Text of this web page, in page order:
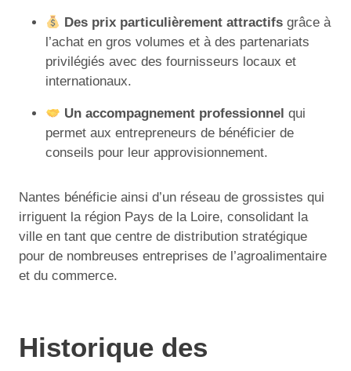
Des prix particulièrement attractifs grâce à
l’achat en gros volumes et à des partenariats
privilégiés avec des fournisseurs locaux et
internationaux.
Un accompagnement professionnel qui
permet aux entrepreneurs de bénéficier de
conseils pour leur approvisionnement.
Nantes bénéficie ainsi d’un réseau de grossistes qui
irriguent la région Pays de la Loire, consolidant la
ville en tant que centre de distribution stratégique
pour de nombreuses entreprises de l’agroalimentaire
et du commerce.
Historique des